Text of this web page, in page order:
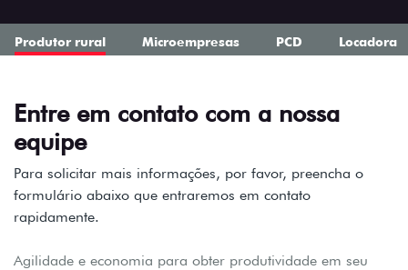
Microempresas PCD Locadora
Produtor rural
Entre em contato com a nossa
equipe
Para solicitar mais informações, por favor, preencha o
formulário abaixo que entraremos em contato
rapidamente.
Agilidade e economia para obter produtividade em seu